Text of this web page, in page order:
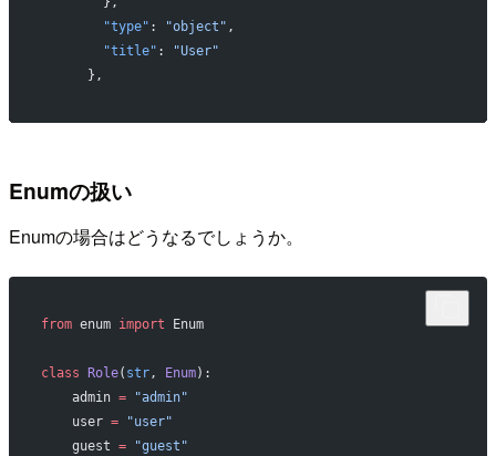
        "type"
: "object" ,
        "title"
:
"User"
      },
Enumの扱い
Enumの場合はどうなるでしょうか。
from enum import Enum
class Role( str, Enum):
    admin
= "admin"
    user
= "user"
    guest
= "guest"